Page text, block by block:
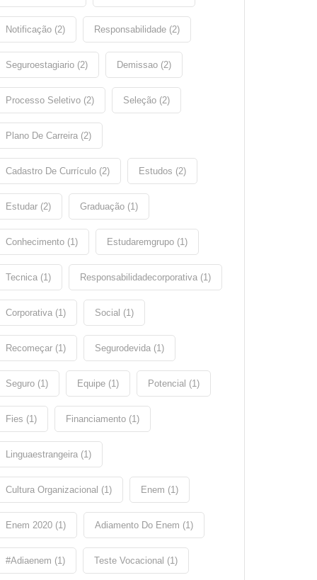
Notificação (2) Responsabilidade (2)
Seguroestagiario (2) Demissao (2)
Processo Seletivo (2) Seleção (2)
Plano De Carreira (2)
Cadastro De Currículo (2) Estudos (2)
Estudar (2) Graduação (1)
Conhecimento (1) Estudaremgrupo (1)
Tecnica (1) Responsabilidadecorporativa (1)
Corporativa (1) Social (1)
Recomeçar (1) Segurodevida (1)
Seguro (1) Equipe (1) Potencial (1)
Fies (1) Financiamento (1)
Linguaestrangeira (1)
Cultura Organizacional (1) Enem (1)
Enem 2020 (1) Adiamento Do Enem (1)
#adiaenem (1) Teste Vocacional (1)